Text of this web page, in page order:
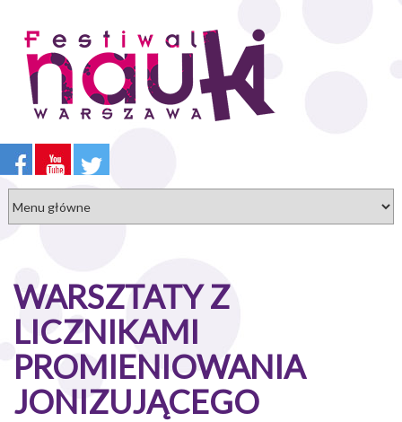
treści
WARSZTATY Z
LICZNIKAMI
PROMIENIOWANIA
JONIZUJĄCEGO